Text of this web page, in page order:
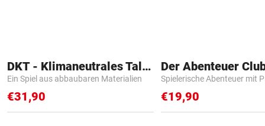
DKT - Klimaneutrales Talent
Ein Spiel aus abbaubaren Materialien
€31,90
Der Abenteuer
Spielerische Abenteuer mit
€19,90